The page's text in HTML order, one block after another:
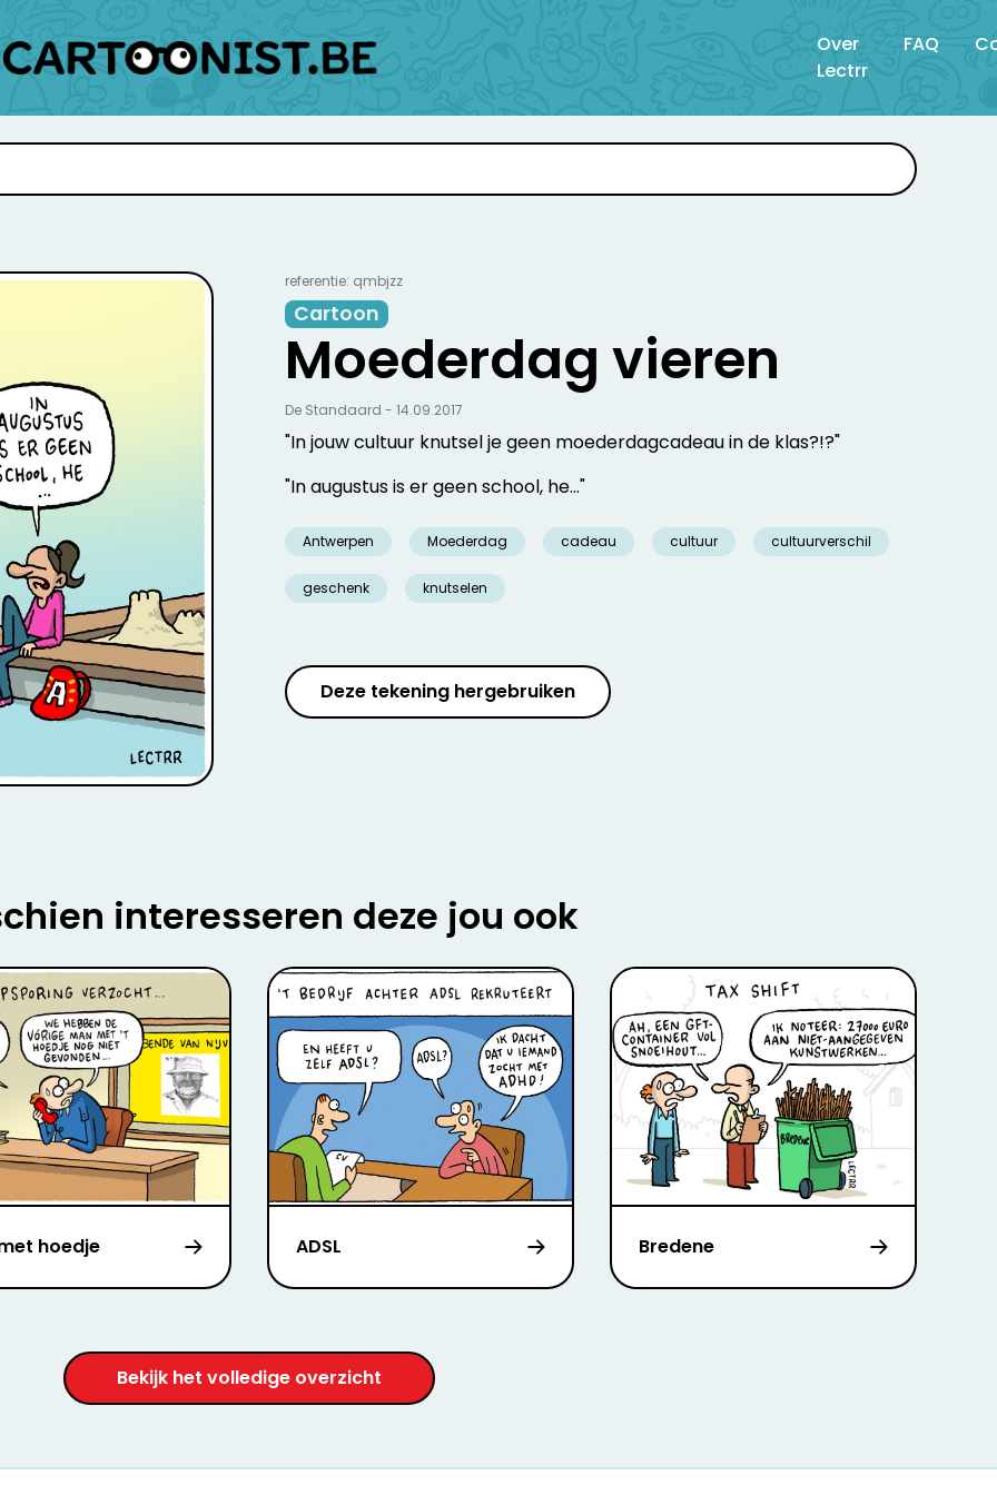
Over
Lectrr
FAQ
referentie: qmbjzz
Cartoon
Moederdag vieren
"In jouw cultuur knutsel je geen moederdagcadeau in de klas?!?"
"In augustus is er geen school, he..."
Antwerpen Moederdag cadeau cultuur cultuurverschil
geschenk knutselen
De Standaard - 14.09.2017
Deze tekening hergebruiken
interesseren deze jou ook
hoedje ADSL Bredene
Bekijk het volledige overzicht